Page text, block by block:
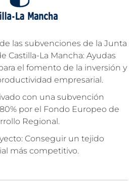
las subvenciones de la Junta
Castilla-La Mancha: Ayudas
el fomento de la inversión y
empresarial.
con una subvención
por el Fondo Europeo de
Regional.
Conseguir un tejido
más competitivo.